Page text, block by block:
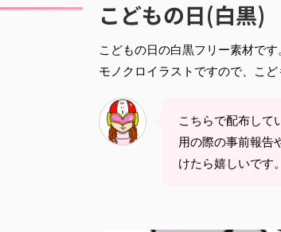
こどもの日(白黒)
こどもの日の白黒フリー素材です
モノクロイラストですので、こ
こちらで配布して
用の際の事前報告
けたら嬉しいです。